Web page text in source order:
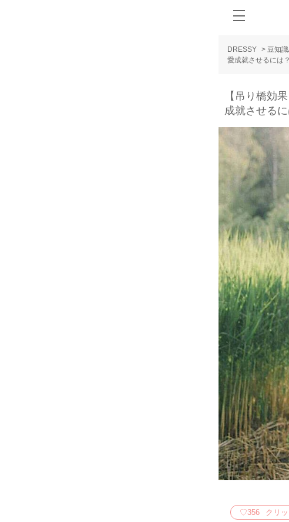
DRESSY > 豆知
愛成就させるには
【吊り橋効
成就させる
♡356 クリ